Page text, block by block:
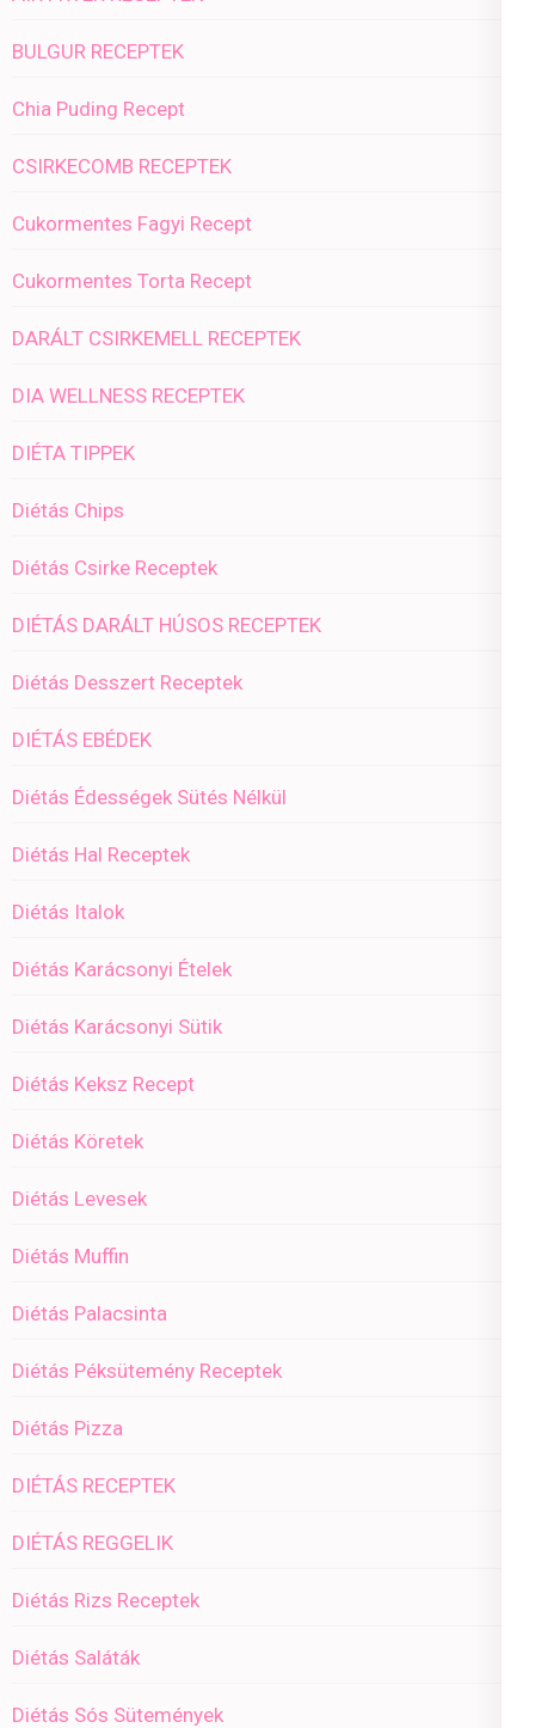
BULGUR RECEPTEK
Chia Puding Recept
CSIRKECOMB RECEPTEK
Cukormentes Fagyi Recept
Cukormentes Torta Recept
DARÁLT CSIRKEMELL RECEPTEK
DIA WELLNESS RECEPTEK
DIÉTA TIPPEK
Diétás Chips
Diétás Csirke Receptek
DIÉTÁS DARÁLT HÚSOS RECEPTEK
Diétás Desszert Receptek
DIÉTÁS EBÉDEK
Diétás Édességek Sütés Nélkül
Diétás Hal Receptek
Diétás Italok
Diétás Karácsonyi Ételek
Diétás Karácsonyi Sütik
Diétás Keksz Recept
Diétás Köretek
Diétás Levesek
Diétás Muffin
Diétás Palacsinta
Diétás Péksütemény Receptek
Diétás Pizza
DIÉTÁS RECEPTEK
DIÉTÁS REGGELIK
Diétás Rizs Receptek
Diétás Saláták
Diétás Sós Sütemények